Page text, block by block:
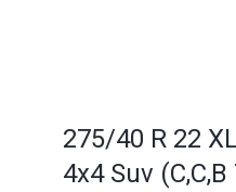
275/40 R 22
4x4 Suv